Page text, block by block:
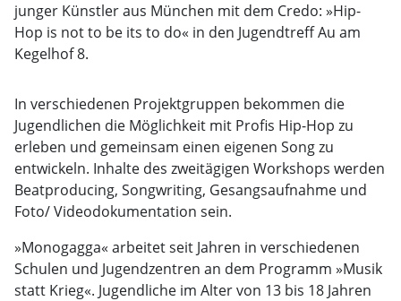
junger Künstler aus München mit dem Credo: »Hip-
Hop is not to be its to do« in den Jugendtreff Au am
Kegelhof 8.
In verschiedenen Projektgruppen bekommen die
Jugendlichen die Möglichkeit mit Profis Hip-Hop zu
erleben und gemeinsam einen eigenen Song zu
entwickeln. Inhalte des zweitägigen Workshops werden
Beatproducing, Songwriting, Gesangsaufnahme und
Foto/ Videodokumentation sein.
»Monogagga« arbeitet seit Jahren in verschiedenen
Schulen und Jugendzentren an dem Programm »Musik
statt Krieg«. Jugendliche im Alter von 13 bis 18 Jahren